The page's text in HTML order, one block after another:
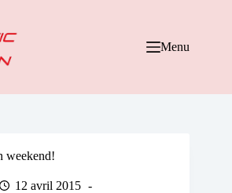
Menu
weekend!
12 avril 2015